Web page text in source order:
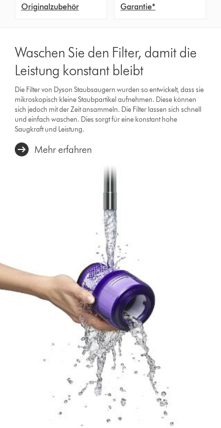
Originalzubehör
Garantie*
Waschen Sie den Filter, damit die
Leistung konstant bleibt
Die Filter von Dyson Staubsaugern wurden so entwickelt, dass sie
mikroskopisch kleine Staubpartikel aufnehmen. Diese können
sich jedoch mit der Zeit ansammeln. Die Filter lassen sich schnell
und einfach waschen. Dies sorgt für eine konstant hohe
Saugkraft und Leistung.
Mehr erfahren